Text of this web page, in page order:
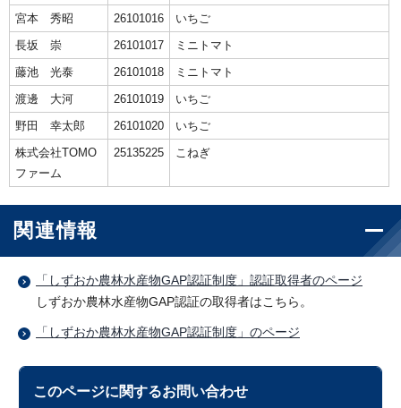
宮本 秀昭
26101016
いちご
長坂 崇
26101017
ミニトマト
藤池 光泰
26101018
ミニトマト
渡邊 大河
26101019
いちご
野田 幸太郎
26101020
いちご
株式会社TOMO
ファーム
25135225 こねぎ
関連情報
「しずおか農林水産物GAP認証制度」認証取得者のページ
しずおか農林水産物GAP認証の取得者はこちら。
「しずおか農林水産物GAP認証制度」のページ
このページに関するお問い合わせ